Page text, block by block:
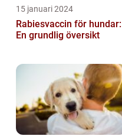
15 januari 2024
Rabiesvaccin för hundar:
En grundlig översikt